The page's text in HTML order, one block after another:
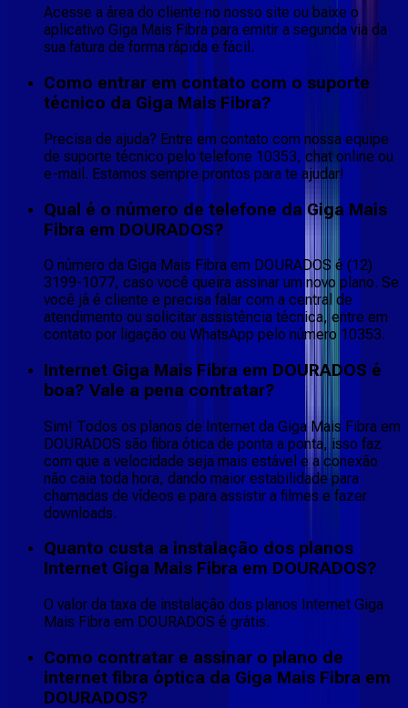
Acesse a área do cliente no nosso site ou baixe o
aplicativo Giga Mais Fibra para emitir a segunda via da
sua fatura de forma rápida e fácil.
Como entrar em contato com o suporte
técnico da Giga Mais Fibra?
Precisa de ajuda? Entre em contato com nossa equipe
de suporte técnico pelo telefone 10353, chat online ou
e-mail. Estamos sempre prontos para te ajudar!
Qual é o número de telefone da Giga Mais
Fibra em DOURADOS?
O número da Giga Mais Fibra em DOURADOS é (12)
3199-1077, caso você queira assinar um novo plano. Se
você já é cliente e precisa falar com a central de
atendimento ou solicitar assistência técnica, entre em
contato por ligação ou WhatsApp pelo número 10353.
Internet Giga Mais Fibra em DOURADOS é
boa? Vale a pena contratar?
Sim! Todos os planos de Internet da Giga Mais Fibra em
DOURADOS são fibra ótica de ponta a ponta, isso faz
com que a velocidade seja mais estável e a conexão
não caia toda hora, dando maior estabilidade para
chamadas de vídeos e para assistir a filmes e fazer
downloads.
Quanto custa a instalação dos planos
Internet Giga Mais Fibra em DOURADOS?
O valor da taxa de instalação dos planos Internet Giga
Mais Fibra em DOURADOS é grátis.
Como contratar e assinar o plano de
internet fibra óptica da Giga Mais Fibra em
DOURADOS?